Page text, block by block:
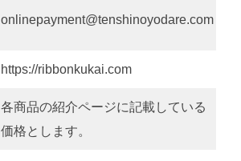
onlinepayment@tenshinoyodare.com
https://ribbonkukai.com
各商品の紹介ページに記載している
価格とします。